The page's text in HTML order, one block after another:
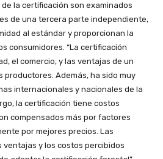
la certificación son examinados
de una tercera parte independiente,
al estándar y proporcionan la
consumidores. “La certificación
el comercio, y las ventajas de un
productores. Además, ha sido muy
internacionales y nacionales de la
la certificación tiene costos
compensados más por factores
por mejores precios. Las
y los costos percibidos